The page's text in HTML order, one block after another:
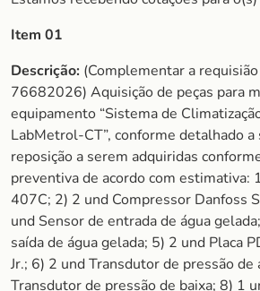
Item 01
Descrição: (Complementar a
76682026) Aquisição de peças para
equipamento “Sistema de
LabMetrol-CT”, conforme detalhado a
reposição a serem adquiridas
preventiva de acordo com estimativa:
407C; 2) 2 und Compressor Danfoss
und Sensor de entrada de água
saída de água gelada; 5) 2 und Placa
Jr.; 6) 2 und Transdutor de pressão
Transdutor de pressão de baixa; 8) 1